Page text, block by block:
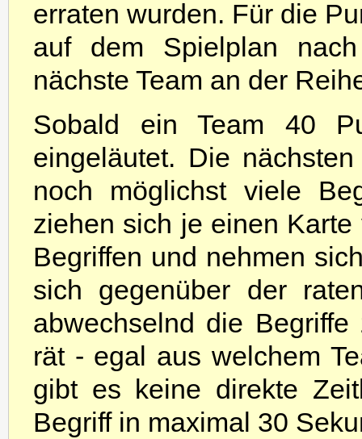
erraten wurden. Für die
auf dem Spielplan
nächste Team an der
Sobald ein Team 40
eingeläutet. Die
noch möglichst viele
ziehen sich je einen
Begriffen und nehmen
sich gegenüber der
abwechselnd die
rät - egal aus welchem
gibt es keine direkte
Begriff in maximal 30